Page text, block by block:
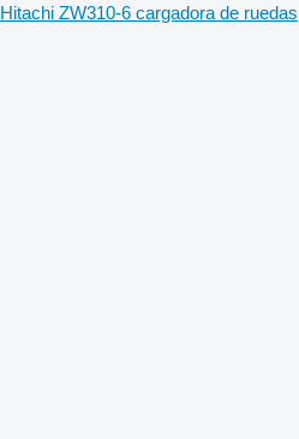
Hitachi ZW310-6 cargadora de ruedas